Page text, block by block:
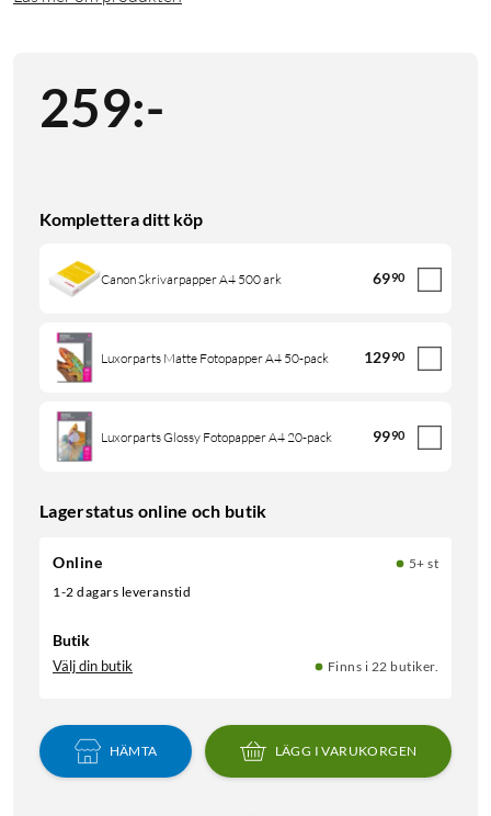
259:-
Komplettera ditt köp
Canon Skrivarpapper A4 500 ark 6990
Luxorparts Matte Fotopapper A4 50-pack 12990
Luxorparts Glossy Fotopapper A4 20-pack 9990
Lagerstatus online och butik
Online
5+ st
1-2 dagars leveranstid
Butik
Välj din butik Finns i 22 butiker.
HÄMTA LÄGG I VARUKORGEN